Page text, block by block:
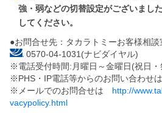
強・弱などの切替設定がございまし
してください。
●お問合せ先：タカラトミーお客様相談
0570-04-1031(ナビダイヤル)
※電話受付時間:月曜日～金曜日(祝日
※PHS・IP電話等からのお問い合わせ
※メールでのお問合せは http://
vacypolicy.html